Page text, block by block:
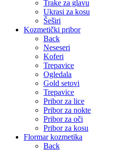
Trake za glavu
Ukrasi za kosu
Šeširi
Kozmetički pribor
Back
Neseseri
Koferi
Trepavice
Ogledala
Gold setovi
Trepavice
Pribor za lice
Pribor za nokte
Pribor za oči
Pribor za kosu
Flormar kozmetika
Back